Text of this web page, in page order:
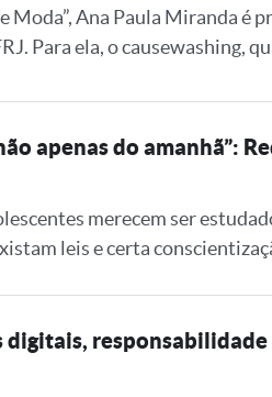
Ana Paula Miranda é
Para ela, o causewashing,
apenas do amanhã”:
merecem ser
leis e certa
responsabilidade